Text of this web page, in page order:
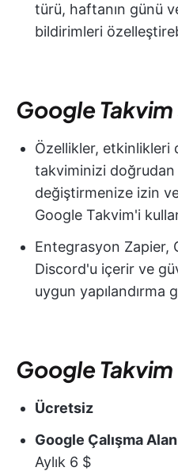
türü, haftanın günü
bildirimleri
Google Takvim
Özellikler, etkinlikleri
takviminizi
değiştirmenize izin
Google Takvim'i
Entegrasyon Zapier,
Discord'u içerir ve
uygun yapılandırma
Google Takvim
Ücretsiz
Google Çalışma
Aylık 6 $